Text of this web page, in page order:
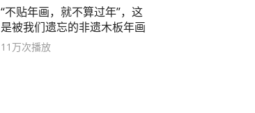
“不贴年画，就不算过年”，这
是被我们遗忘的非遗木板年画
11万次播放